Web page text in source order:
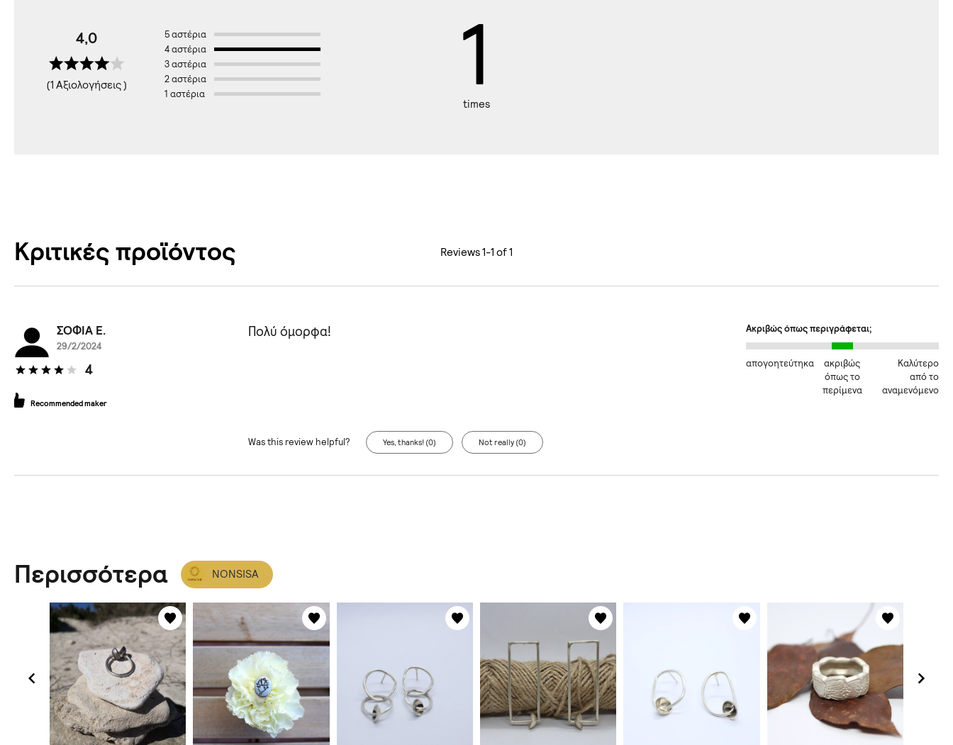
4,0
(1 Αξιολογήσεις )
5 αστέρια
4 αστέρια
3 αστέρια
2 αστέρια
1 αστέρια
1
times
Κριτικές προϊόντος Reviews 1-1 of 1
ΣΟΦΙΑ Ε.
29/2/2024
4
Recommended maker
Πολύ όμορφα! Ακριβώς όπως περιγράφεται;
απογοητεύτηκα
ακριβώς
όπως το
περίμενα
Καλύτερο
από το
αναμενόμενο
Was this review helpful? Yes, thanks! (0) Not really (0)
Περισσότερα NONSISA